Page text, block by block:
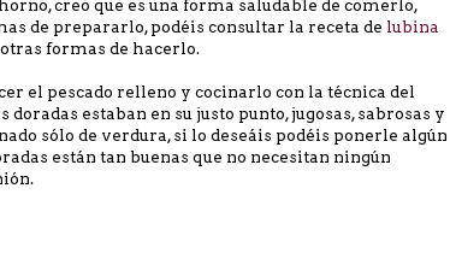
creo que es una forma saludable de comerlo,
de prepararlo, podéis consultar la receta de lubina
formas de hacerlo.
el pescado relleno y cocinarlo con la técnica del
estaban en su justo punto, jugosas, sabrosas y
sólo de verdura, si lo deseáis podéis ponerle algún
están tan buenas que no necesitan ningún